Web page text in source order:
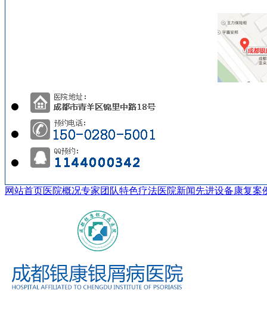
网站首页医院概况专家团队特色疗法医院新闻先进设备康复案